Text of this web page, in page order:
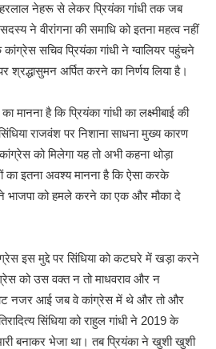
नेहरू से लेकर प्रियंका गांधी तक जब
ने वीरांगना की समाधि को इतना महत्व नहीं
कांग्रेस सचिव प्रियंका गांधी ने ग्वालियर पहुंचने
श्रद्धासुमन अर्पित करने का निर्णय लिया है।
मानना है कि प्रियंका गांधी का लक्ष्मीबाई की
राजवंश पर निशाना साधना मुख्य कारण
को मिलेगा यह तो अभी कहना थोड़ा
का इतना अवश्य मानना है कि ऐसा करके
भाजपा को हमले करने का एक और मौका दे
इस मुद्दे पर सिंधिया को कटघरे में खड़ा करने
को उस वक्त न तो माधवराव और न
खोट नजर आई जब वे कांग्रेस में थे और तो और
सिंधिया को राहुल गांधी ने 2019 के
बनाकर भेजा था। तब प्रियंका ने खुशी खुशी